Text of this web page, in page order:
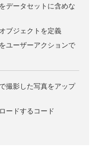
データセットに含めな
ブジェクトを定義
ユーザーアクションで
撮影した写真をアップ
ードするコード